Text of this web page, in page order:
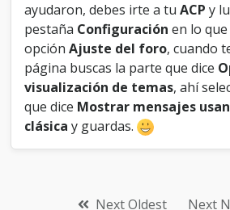
ayudaron, debes irte a tuACP y
pestaña Configuración en lo
opciónAjuste del foro, cuando
página buscas la parte que dice
visualización de temas, ahí
que dice Mostrar mensajes
clásicay guardas.
Next Oldest Next